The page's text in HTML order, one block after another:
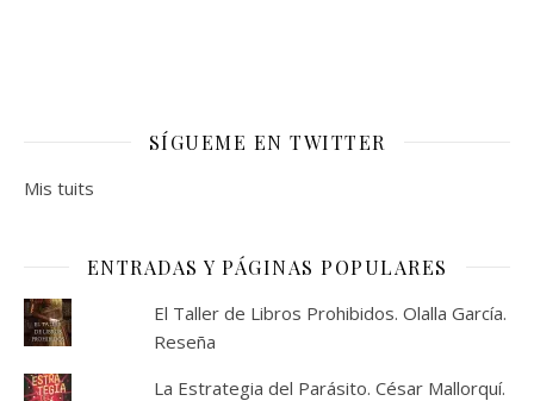
SÍGUEME EN TWITTER
Mis tuits
ENTRADAS Y PÁGINAS POPULARES
El Taller de Libros Prohibidos. Olalla García.
Reseña
La Estrategia del Parásito. César Mallorquí.